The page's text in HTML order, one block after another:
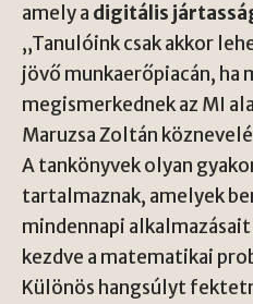
amely a digitális
„Tanulóink csak akkor
jövő munkaerőpiacán, ha
megismerkednek az MI
Maruzsa Zoltán
A tankönyvek olyan
tartalmaznak, amelyek
mindennapi
kezdve a matematikai
Különös hangsúlyt